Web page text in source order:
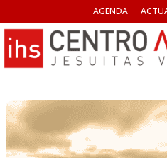
AGENDA